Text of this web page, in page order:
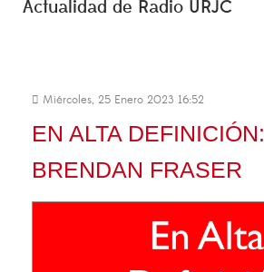
Actualidad de Radio URJC
Miércoles, 25 Enero 2023 16:52
EN ALTA DEFINICIÓN:
BRENDAN FRASER